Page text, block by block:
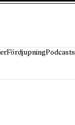
FördjupningPodcasts